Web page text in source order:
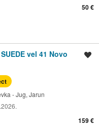
50 €
vel 41 Novo
- Jug, Jarun
159 €